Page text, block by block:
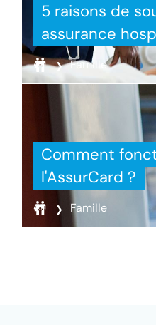
5 raisons de
assurance
Famille
Comment
l'AssurCard ?
Famille